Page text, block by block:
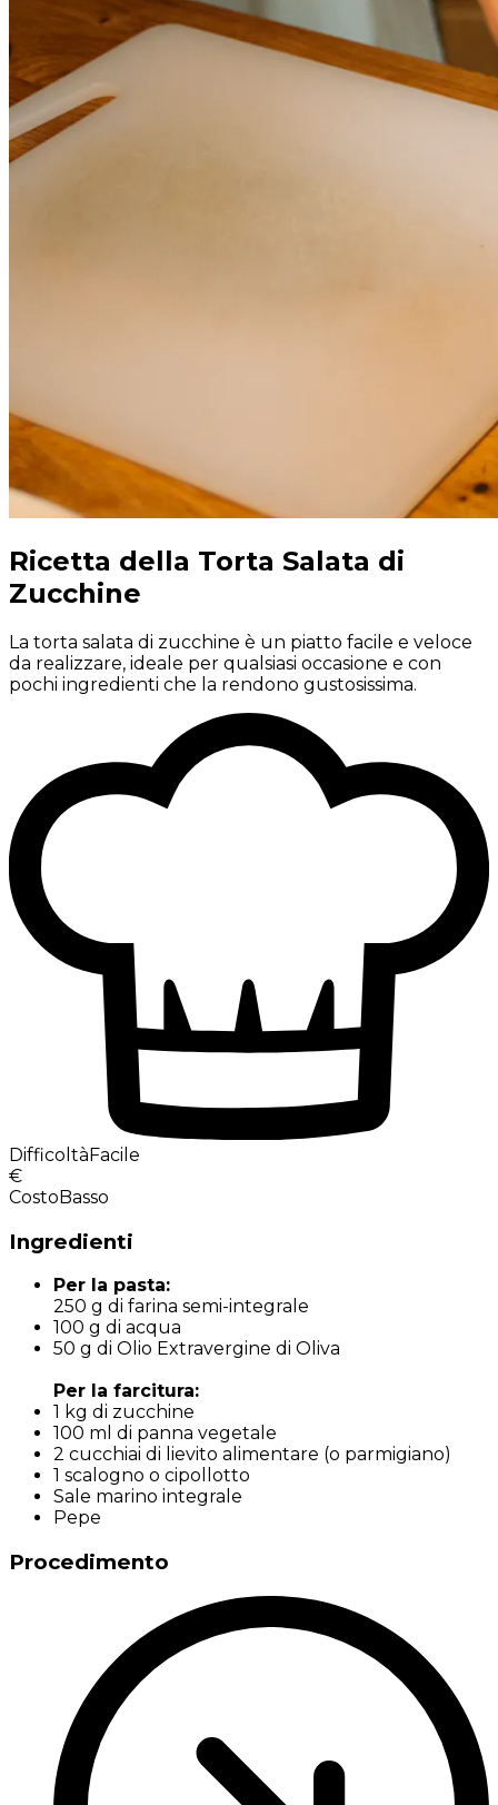
Ricetta della Torta Salata di
Zucchine
La torta salata di zucchine è un piatto facile e veloce
da realizzare, ideale per qualsiasi occasione e con
pochi ingredienti che la rendono gustosissima.
DifficoltàFacile
€
CostoBasso
Ingredienti
Per la pasta:
250 g di farina semi-integrale
100 g di acqua
50 g di Olio Extravergine di Oliva
Per la farcitura:
1 kg di zucchine
100 ml di panna vegetale
2 cucchiai di lievito alimentare (o parmigiano)
1 scalogno o cipollotto
Sale marino integrale
Pepe
Procedimento